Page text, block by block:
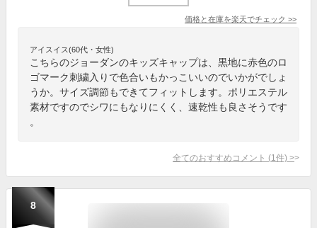
価格と在庫を楽天でチェック >>
アイスイス(60代・女性)
こちらのジョーダンのキッズキャップは、黒地に赤色のロ
ゴマーク刺繍入りで色合いもかっこいいのでいかがでしょ
うか。サイズ調節もできてフィットします。ポリエステル
素材ですのでシワにもなりにくく、速乾性も良さそうです
。
全てのおすすめコメント (1 件) >
8